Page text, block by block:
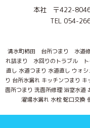
本社 〒422-
TEL 054-
清水町柿田 台所つまり 水道
れ詰まり 水回りのトラブル ト
直し 水道つまり 水道直し ウォ
り 台所水漏れ キッチンつまり
面所つまり 洗面所修理 浴室水道
濯場水漏れ 水栓 蛇口交換